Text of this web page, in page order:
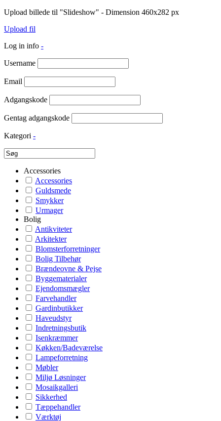
Upload billede til "Slideshow" - Dimension 460x282 px
Upload fil
Log in info -
Username
Email
Adgangskode
Gentag adgangskode
Kategori -
Accessories
Accessories
Guldsmede
Smykker
Urmager
Bolig
Antikviteter
Arkitekter
Blomsterforretninger
Bolig Tilbehør
Brændeovne & Pejse
Byggematerialer
Ejendomsmægler
Farvehandler
Gardinbutikker
Haveudstyr
Indretningsbutik
Isenkræmmer
Køkken/Badeværelse
Lampeforretning
Møbler
Miljø Løsninger
Mosaikgalleri
Sikkerhed
Tæppehandler
Værktøj